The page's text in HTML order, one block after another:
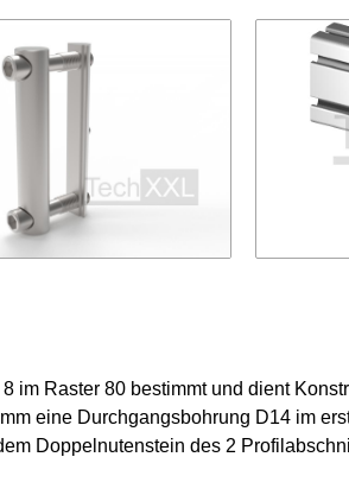
im Raster 80 bestimmt und dient
eine Durchgangsbohrung D14 im
Doppelnutenstein des 2